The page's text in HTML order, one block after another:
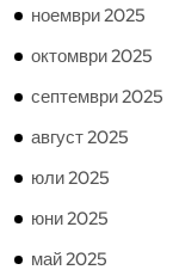
ноември 2025
октомври 2025
септември 2025
август 2025
юли 2025
юни 2025
май 2025